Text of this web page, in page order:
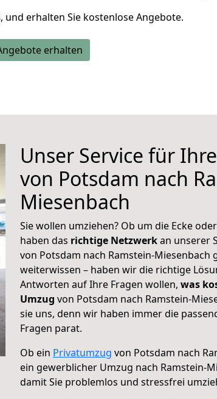
, und erhalten Sie kostenlose Angebote.
erhalten
Unser Service für
von Potsdam nach
Miesenbach
Sie wollen umziehen? Ob um die Ecke
haben das richtige Netzwerkan unserer
von Potsdam nach Ramstein-Miesenbach
weiterwissen – haben wir die richtige
Antworten auf Ihre Fragen wollen, was
Umzug von Potsdam nach Ramstein-
sie uns, denn wir haben immer die
Fragen parat.
Ob ein Privatumzug von Potsdam nach
ein gewerblicher Umzug nach Ramstein-
damit Sie problemlos und stressfrei